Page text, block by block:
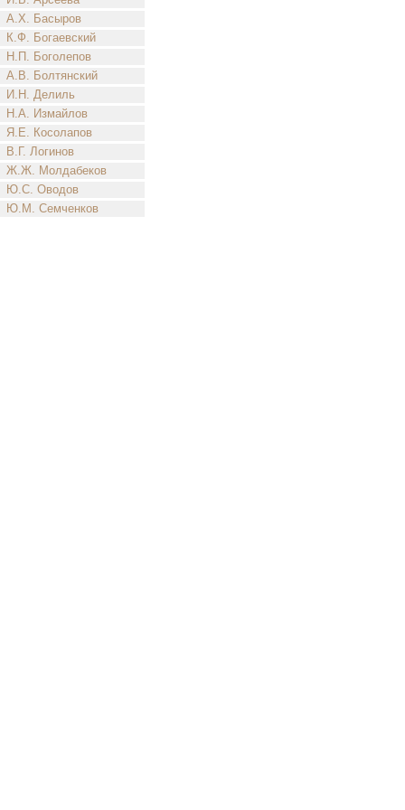
А.Х. Басыров
К.Ф. Богаевский
Н.П. Боголепов
А.В. Болтянский
И.Н. Делиль
Н.А. Измайлов
Я.Е. Косолапов
В.Г. Логинов
Ж.Ж. Молдабеков
Ю.С. Оводов
Ю.М. Семченков